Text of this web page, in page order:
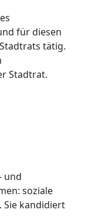
für diesen
tätig.
Stadtrat.
und
soziale
Sie kandidiert